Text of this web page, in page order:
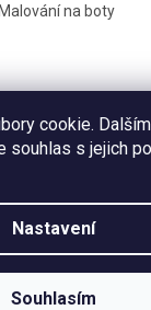
cookie.
souhlas s jejich
Nastavení
Souhlasím
na boty
vyhrazena.